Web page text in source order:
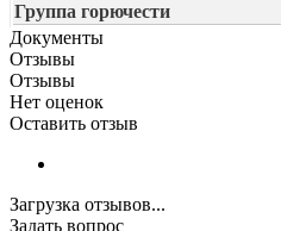
Группа горючести
Документы
Отзывы
Отзывы
Нет оценок
Оставить отзыв
Загрузка отзывов...
Задать вопрос